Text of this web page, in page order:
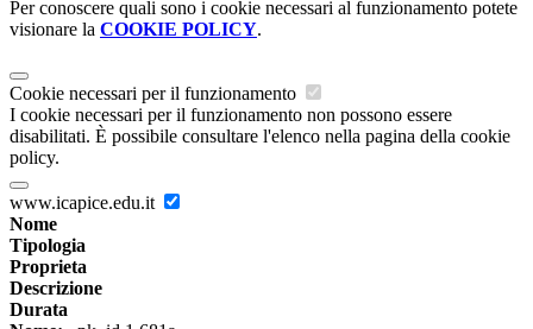
Per conoscere quali sono i cookie necessari al funzionamento potete
visionare la COOKIE POLICY.
Cookie necessari per il funzionamento
I cookie necessari per il funzionamento non possono essere
disabilitati. È possibile consultare l'elenco nella pagina della cookie
policy.
www.icapice.edu.it
Nome
Tipologia
Proprieta
Descrizione
Durata